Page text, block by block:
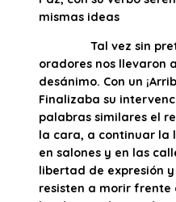
mismas ideas
Tal vez sin
oradores nos llevaron
desánimo. Con un
Finalizaba su
palabras similares el
la cara, a continuar la
en salones y en las
libertad de expresión
resisten a morir frente